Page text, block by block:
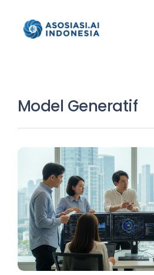
Model Generatif